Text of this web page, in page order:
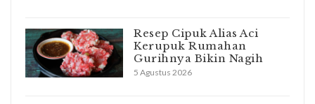
Resep Cipuk Alias Aci
Kerupuk Rumahan
Gurihnya Bikin Nagih
5 Agustus 2026